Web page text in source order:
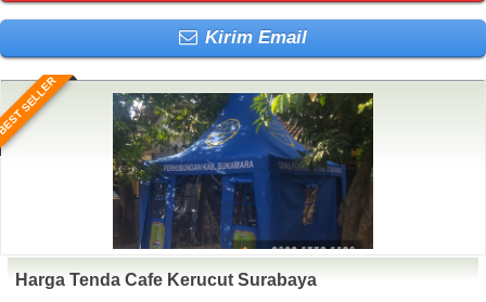
Kirim Email
SELLER
Harga Tenda Cafe Kerucut Surabaya